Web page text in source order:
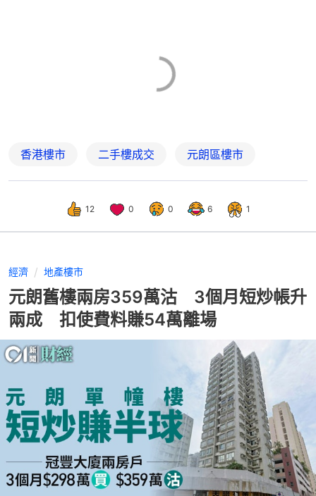
香港樓市 二手樓成交 元朗區樓市
12 0 0 6 1
經濟 地產樓市
元朗舊樓兩房359萬沽 3個月短炒帳升
兩成 扣使費料賺54萬離場